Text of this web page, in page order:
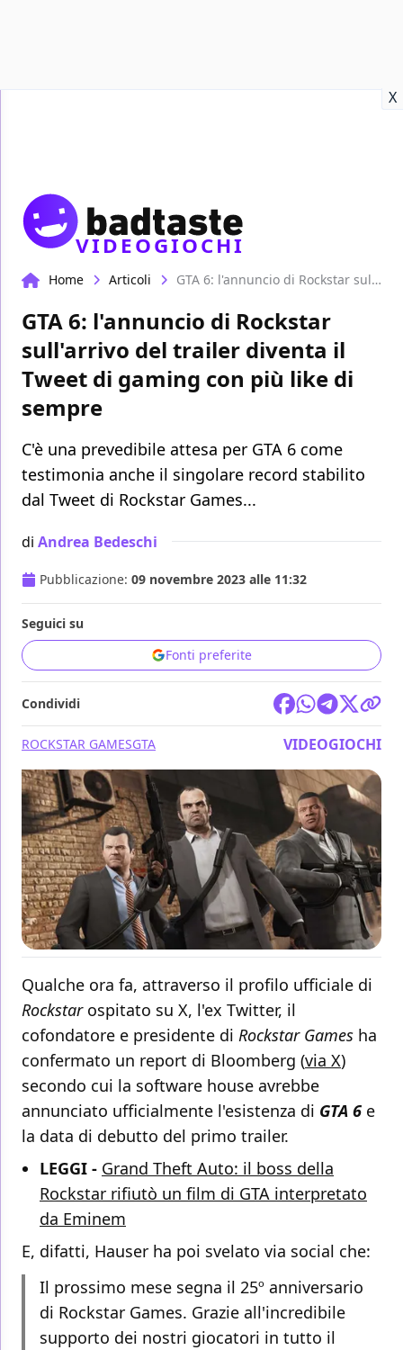
X
VIDEOGIOCHI
Home Articoli GTA 6: l'annuncio di Rockstar sull'arrivo del trailer diventa il Tweet di gaming con più like di sempre
GTA 6: l'annuncio di Rockstar
sull'arrivo del trailer diventa il
Tweet di gaming con più like di
sempre
C'è una prevedibile attesa per GTA 6 come
testimonia anche il singolare record stabilito
dal Tweet di Rockstar Games...
di Andrea Bedeschi
Pubblicazione: 09 novembre 2023 alle 11:32
Seguici su
Fonti preferite
Condividi
ROCKSTAR GAMESGTA VIDEOGIOCHI
Qualche ora fa, attraverso il profilo ufficiale di
Rockstarospitato su X, l'ex Twitter, il
cofondatore e presidente di Rockstar Games ha
confermato un report di Bloomberg (via X)
secondo cui la software house avrebbe
annunciato ufficialmente l'esistenza di GTA 6 e
la data di debutto del primo trailer.
LEGGI - Grand Theft Auto: il boss della
Rockstar rifiutò un film di GTA interpretato
da Eminem
E, difatti, Hauser ha poi svelato via social che:
Il prossimo mese segna il 25º anniversario
di Rockstar Games. Grazie all'incredibile
supporto dei nostri giocatori in tutto il